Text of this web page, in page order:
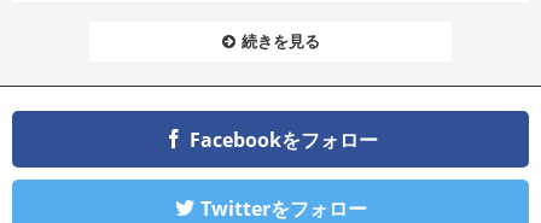
続きを見る
Facebookをフォロー
Twitterをフォロー